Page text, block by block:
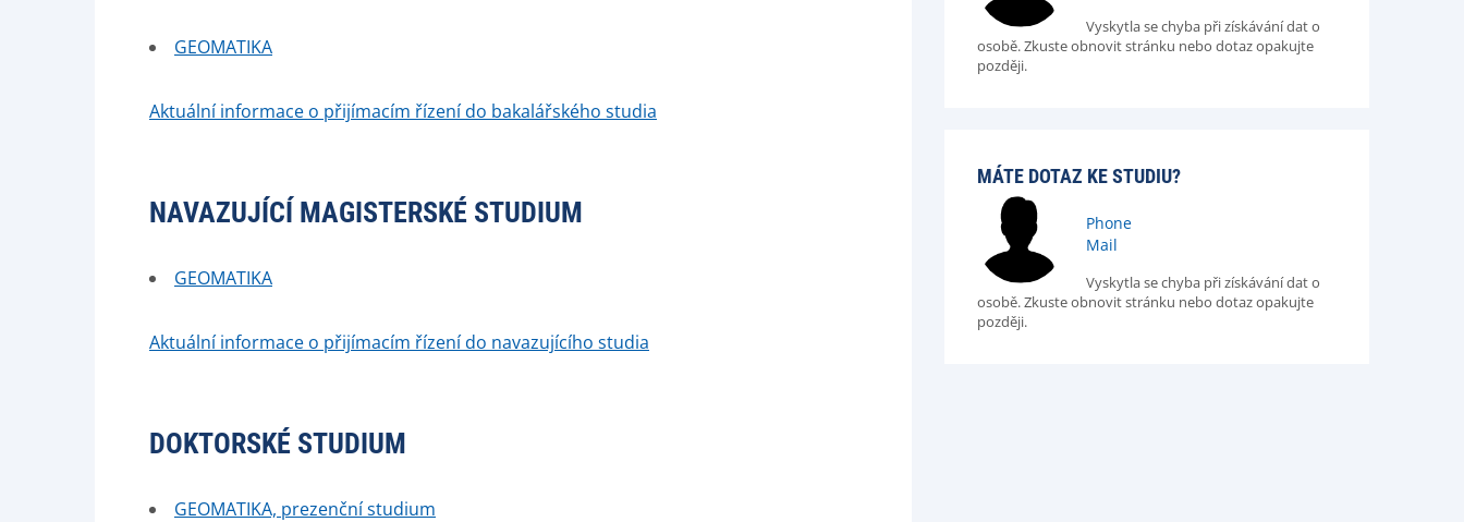
GEOMATIKA
Aktuální informace o přijímacím řízení do bakalářského studia
NAVAZUJÍCÍ MAGISTERSKÉ STUDIUM
GEOMATIKA
Aktuální informace o přijímacím řízení do navazujícího studia
DOKTORSKÉ STUDIUM
GEOMATIKA, prezenční studium
Vyskytla se chyba při získávání dat o
osobě. Zkuste obnovit stránku nebo dotaz opakujte
později.
MÁTE DOTAZ KE STUDIU?
Phone
Mail
Vyskytla se chyba při získávání dat o
osobě. Zkuste obnovit stránku nebo dotaz opakujte
později.